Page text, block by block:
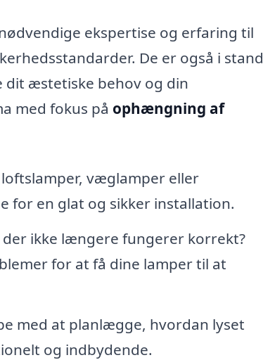
ekspertise og erfaring til
De er også i stand
dit æstetiske behov og din
med fokus på ophængning af
væglamper eller
for en glat og sikker installation.
der ikke længere fungerer korrekt?
for at få dine lamper til at
med at planlægge, hvordan lyset
og indbydende.